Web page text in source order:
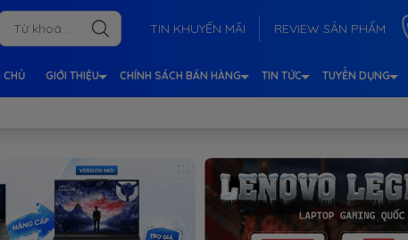
TIN KHUYẾN MÃI REVIEW SẢN PHẨM
CHỦ GIỚI THIỆU CHÍNH SÁCH BÁN HÀNG TIN TỨC TUYỂN DỤNG